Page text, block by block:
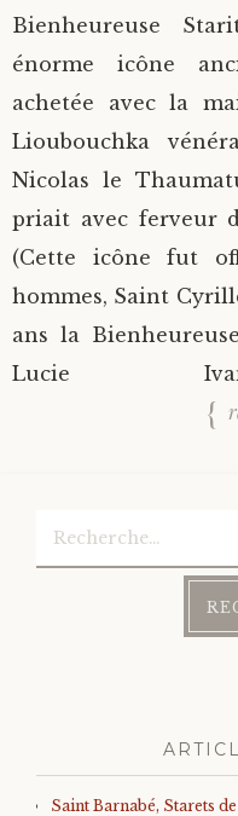
Bienheureuse
énorme icône
achetée avec la
Lioubouchka
Nicolas le
priait avec ferveur
(Cette icône fut
hommes, Saint
ans la
Lucie
Saint Barnabé, Starets